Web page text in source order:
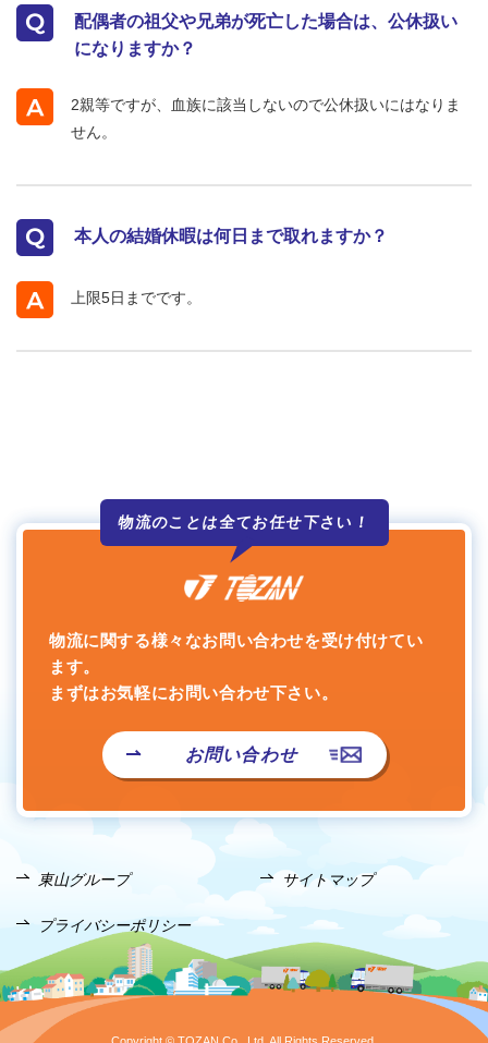
配偶者の祖父や兄弟が死亡した場合は、公休扱い
になりますか？
2親等ですが、血族に該当しないので公休扱いにはなりま
せん。
本人の結婚休暇は何日まで取れますか？
上限5日までです。
物流のことは全てお任せ下さい！
物流に関する様々なお問い合わせを受け付けてい
ます。
まずはお気軽にお問い合わせ下さい。
お問い合わせ
東山グループ サイトマップ
プライバシーポリシー